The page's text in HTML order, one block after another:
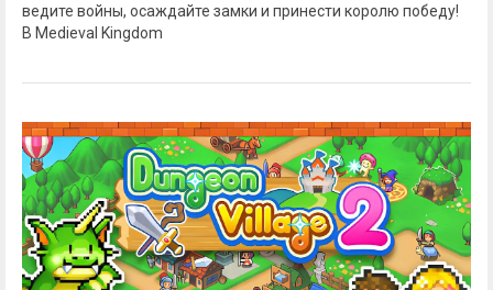
ведите войны, осаждайте замки и принести королю победу!
В Medieval Kingdom